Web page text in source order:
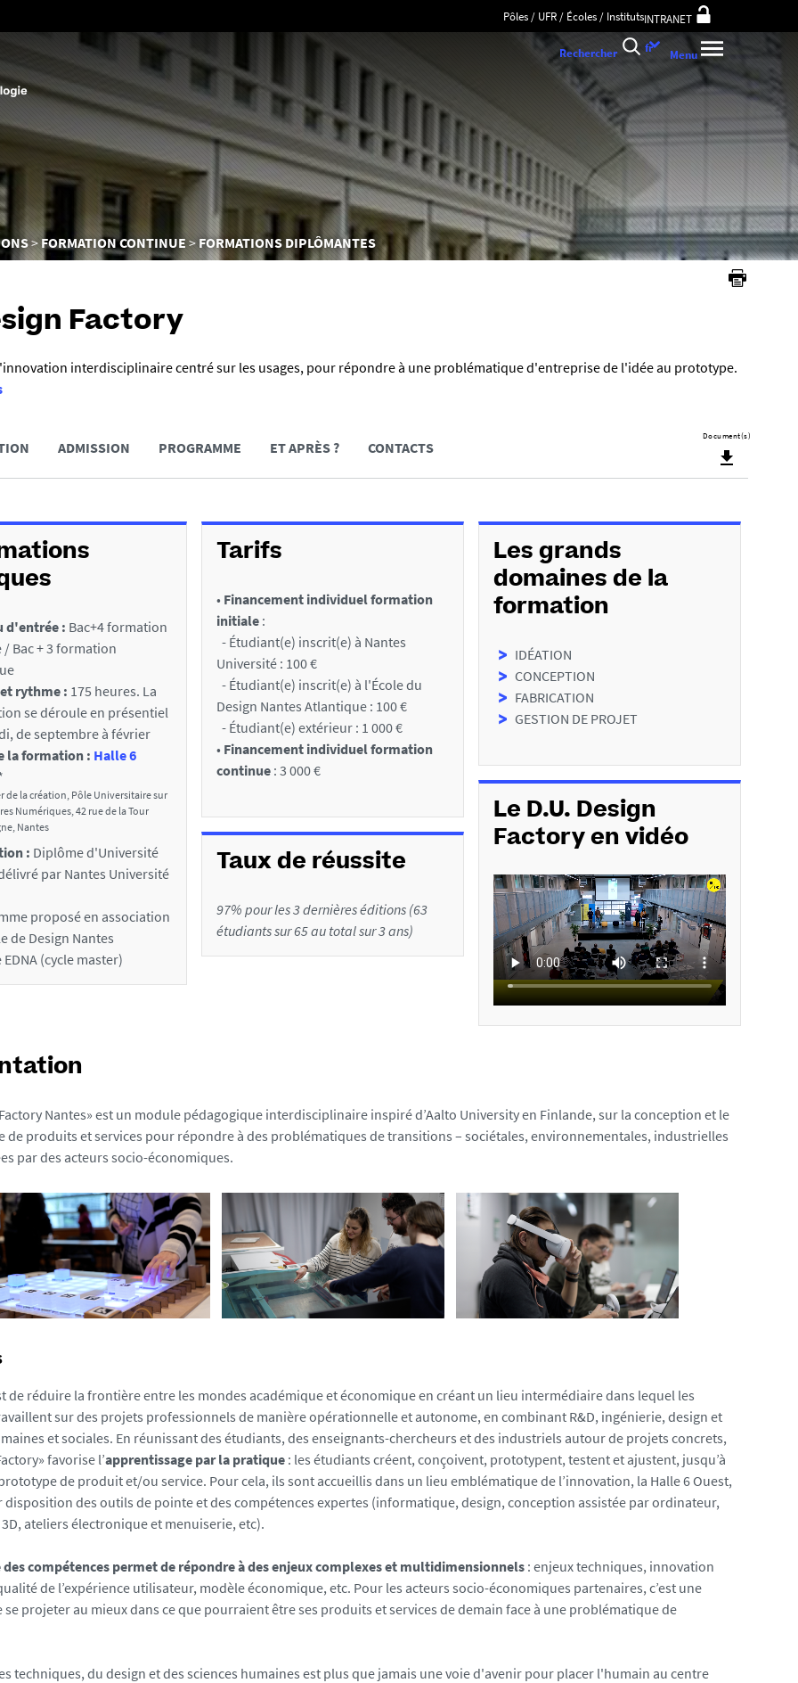
au
contenu
Pôles / UFR / Écoles / InstitutsINTRANET
FORMATION CONTINUE FORMATIONS DIPLÔMANTES
Rechercher
Choix
de
la
langue
fr Menu
Factory
interdisciplinaire centré sur les usages, pour répondre à une problématique d'entreprise de l'idée au prototype.
ADMISSION PROGRAMME ET APRÈS ? CONTACTS
C
l
s
Document(s)
d'entrée : Bac+4 formation
Bac + 3 formation
rythme : 175 heures. La
se déroule en présentiel
de septembre à février
la formation : Halle 6
de la création, Pôle Universitaire sur
Numériques, 42 rue de la Tour
Nantes
: Diplôme d'Université
par Nantes Université
proposé en association
de Design Nantes
(cycle master)
Tarifs
• Financement individuel formation
initiale:
- Étudiant(e) inscrit(e) à Nantes
Université : 100 €
- Étudiant(e) inscrit(e) à l'École du
Design Nantes Atlantique : 100 €
- Étudiant(e) extérieur : 1 000 €
• Financement individuel formation
continue : 3 000 €
Taux de réussite
97% pour les 3 dernières éditions (63
étudiants sur 65 au total sur 3 ans)
Les grands
domaines de la
formation
IDÉATION
CONCEPTION
FABRICATION
GESTION DE PROJET
Le D.U. Design
Factory en vidéo
Nantes» est un module pédagogique interdisciplinaire inspiré d’Aalto University en Finlande, sur la conception et le
de produits et services pour répondre à des problématiques de transitions – sociétales, environnementales, industrielles
par des acteurs socio-économiques.
de réduire la frontière entre les mondes académique et économique en créant un lieu intermédiaire dans lequel les
sur des projets professionnels de manière opérationnelle et autonome, en combinant R&D, ingénierie, design et
et sociales. En réunissant des étudiants, des enseignants-chercheurs et des industriels autour de projets concrets,
favorise l’apprentissage par la pratique : les étudiants créent, conçoivent, prototypent, testent et ajustent, jusqu’à
de produit et/ou service. Pour cela, ils sont accueillis dans un lieu emblématique de l’innovation, la Halle 6 Ouest,
disposition des outils de pointe et des compétences expertes (informatique, design, conception assistée par ordinateur,
ateliers électronique et menuiserie, etc).
des compétences permet de répondre à des enjeux complexes et multidimensionnels : enjeux techniques, innovation
de l’expérience utilisateur, modèle économique, etc. Pour les acteurs socio-économiques partenaires, c’est une
se projeter au mieux dans ce que pourraient être ses produits et services de demain face à une problématique de
techniques, du design et des sciences humaines est plus que jamais une voie d'avenir pour placer l'humain au centre